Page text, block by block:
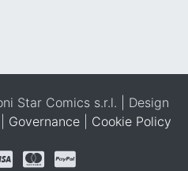
Star Comics s.r.l. | Design
Governance Cookie Policy